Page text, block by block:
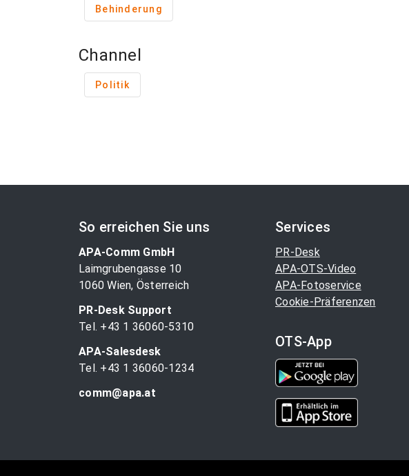
Behinderung
Channel
Politik
So erreichen Sie uns
APA-Comm GmbH
Laimgrubengasse 10
1060 Wien, Österreich
PR-Desk Support
Tel. +43 1 36060-5310
APA-Salesdesk
Tel. +43 1 36060-1234
comm@apa.at
Services
PR-Desk
APA-OTS-Video
APA-Fotoservice
Cookie-Präferenzen
OTS-App